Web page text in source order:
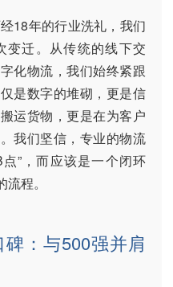
18年的行业洗礼，我们
变迁。从传统的线下交
化物流，我们始终紧跟
是数字的堆砌，更是信
运货物，更是在为客户
我们坚信，专业的物流
”，而应该是一个闭环
程。
：与500强并肩